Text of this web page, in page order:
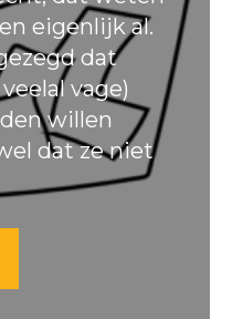
eigenlijk al.
dat
vage)
willen
dat ze niet